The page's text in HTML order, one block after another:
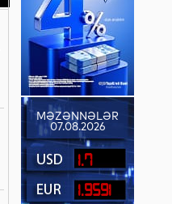
MƏZƏNNƏLƏR
07.08.2026
1.7
1.9591